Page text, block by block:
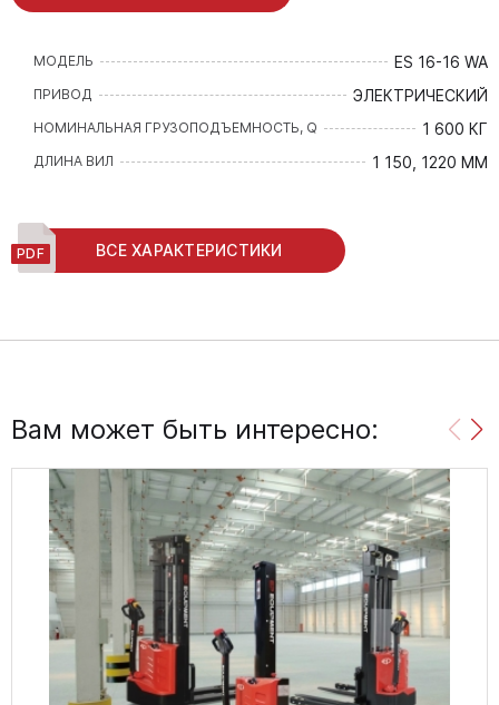
МОДЕЛЬ ES 16-16 WA
ПРИВОД ЭЛЕКТРИЧЕСКИЙ
НОМИНАЛЬНАЯ ГРУЗОПОДЪЕМНОСТЬ, Q 1 600 КГ
ДЛИНА ВИЛ 1 150, 1220 ММ
ВСЕ ХАРАКТЕРИСТИКИ
Вам может быть интересно: